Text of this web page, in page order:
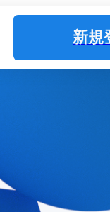
新規